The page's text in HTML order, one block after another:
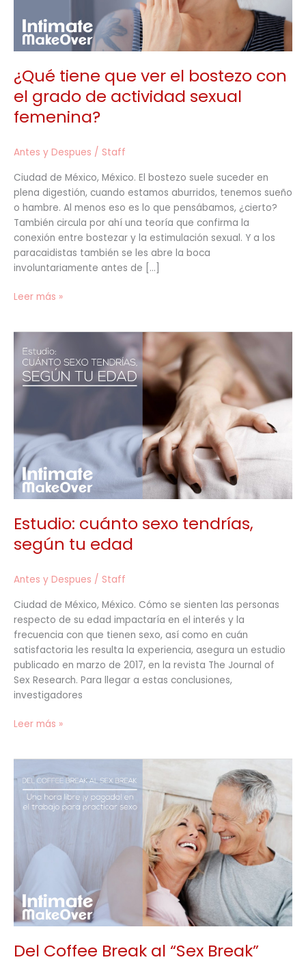
¿Qué tiene que ver el bostezo con
el grado de actividad sexual
femenina?
Antes y Despues / Staff
Ciudad de México, México. El bostezo suele suceder en
plena digestión, cuando estamos aburridos, tenemos sueño
o hambre. Al menos eso es lo que pensábamos, ¿cierto?
También circula por ahí una teoría que confirma la
conexión entre bostezar y la estimulación sexual. Y a los
paracaidistas también se les abre la boca
involuntariamente antes de […]
actividad
femenina?
Leer más »
Estudio: cuánto sexo tendrías,
según tu edad
Antes y Despues / Staff
Ciudad de México, México. Cómo se sienten las personas
respecto de su edad impactaría en el interés y la
frecuencia con que tienen sexo, así como en cuán
satisfactoria les resulta la experiencia, asegura un estudio
publicado en marzo de 2017, en la revista The Journal of
Sex Research. Para llegar a estas conclusiones,
investigadores
cuánto
sexo
tendrías,
edad
Leer más »
Del Coffee Break al “Sex Break”
Coffee
Break